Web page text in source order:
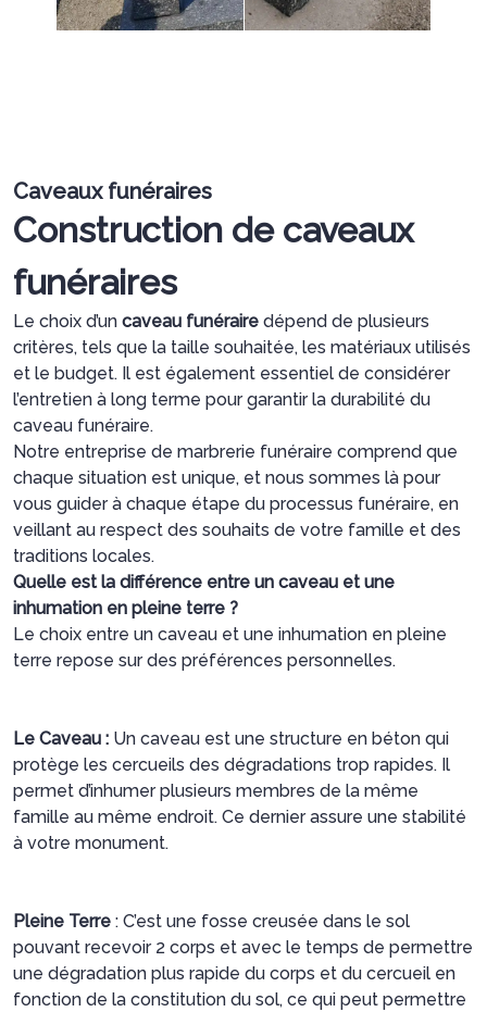
Caveaux funéraires
Construction de caveaux
funéraires
Le choix d’un caveau funéraire dépend de plusieurs
critères, tels que la taille souhaitée, les matériaux utilisés
et le budget. Il est également essentiel de considérer
l’entretien à long terme pour garantir la durabilité du
caveau funéraire.
Notre entreprise de marbrerie funéraire comprend que
chaque situation est unique, et nous sommes là pour
vous guider à chaque étape du processus funéraire, en
veillant au respect des souhaits de votre famille et des
traditions locales.
Quelle est la différence entre un caveau et une
inhumation en pleine terre ?
Le choix entre un caveau et une inhumation en pleine
terre repose sur des préférences personnelles.
Le Caveau : Un caveau est une structure en béton qui
protège les cercueils des dégradations trop rapides. Il
permet d’inhumer plusieurs membres de la même
famille au même endroit. Ce dernier assure une stabilité
à votre monument.
Pleine Terre : C’est une fosse creusée dans le sol
pouvant recevoir 2 corps et avec le temps de permettre
une dégradation plus rapide du corps et du cercueil en
fonction de la constitution du sol, ce qui peut permettre